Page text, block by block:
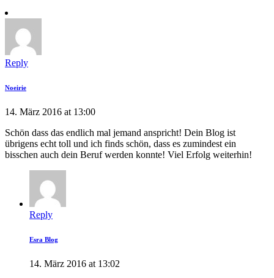
Reply
Noeirie
14. März 2016 at 13:00
Schön dass das endlich mal jemand anspricht! Dein Blog ist
übrigens echt toll und ich finds schön, dass es zumindest ein
bisschen auch dein Beruf werden konnte! Viel Erfolg weiterhin!
Reply
Esra Blog
14. März 2016 at 13:02